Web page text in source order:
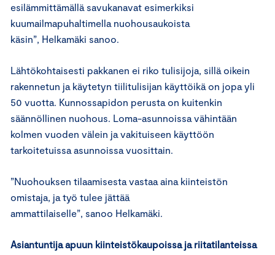
esilämmittämällä savukanavat esimerkiksi
kuumailmapuhaltimella nuohousaukoista
käsin”, Helkamäki sanoo.
Lähtökohtaisesti pakkanen ei riko tulisijoja, sillä oikein
rakennetun ja käytetyn tiilitulisijan käyttöikä on jopa yli
50 vuotta. Kunnossapidon perusta on kuitenkin
säännöllinen nuohous. Loma-asunnoissa vähintään
kolmen vuoden välein ja vakituiseen käyttöön
tarkoitetuissa asunnoissa vuosittain.
”Nuohouksen tilaamisesta vastaa aina kiinteistön
omistaja, ja työ tulee jättää
ammattilaiselle”, sanoo Helkamäki.
Asiantuntija apuun kiinteistökaupoissa ja riitatilanteissa